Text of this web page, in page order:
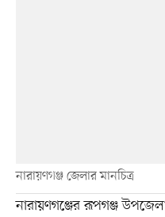
নারায়ণগঞ্জ জেলার মানচিত্র
নারায়ণগঞ্জের রূপগঞ্জ